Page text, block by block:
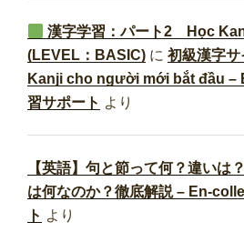
漢字学習：パート2
(LEVEL：BASIC) に 初級漢字
Kanji cho người mới bắt đầu –
習サポート より
【英語】句と節って何？違いは
は何なのか？徹底解説 – En-
ト より